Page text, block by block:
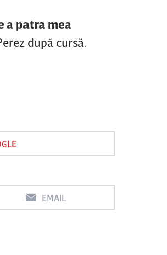
a patra mea
după cursă.
EMAIL